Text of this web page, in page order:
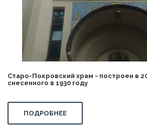
Старо-Покровский храм - построен в
снесенного в 1930 году
ПОДРОБНЕЕ